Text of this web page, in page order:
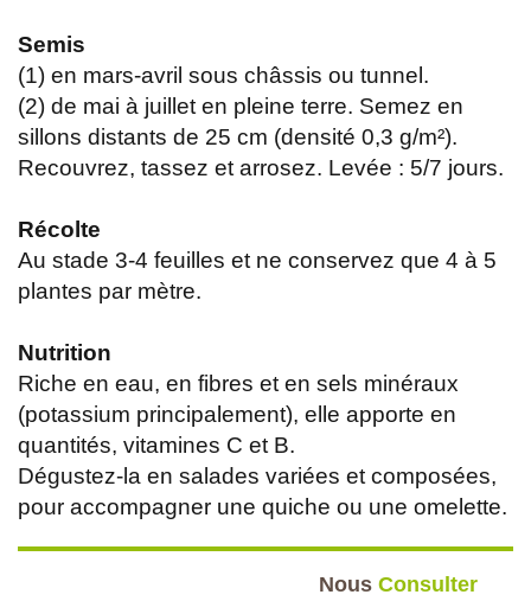
Semis
(1) en mars-avril sous châssis ou tunnel.
(2) de mai à juillet en pleine terre. Semez en
sillons distants de 25 cm (densité 0,3 g/m²).
Recouvrez, tassez et arrosez. Levée : 5/7 jours.
Récolte
Au stade 3-4 feuilles et ne conservez que 4 à 5
plantes par mètre.
Nutrition
Riche en eau, en fibres et en sels minéraux
(potassium principalement), elle apporte en
quantités, vitamines C et B.
Dégustez-la en salades variées et composées,
pour accompagner une quiche ou une omelette.
Nous Consulter